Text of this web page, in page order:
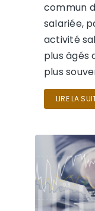
commun
salariée,
activité
plus âgés
plus
LIRE LA